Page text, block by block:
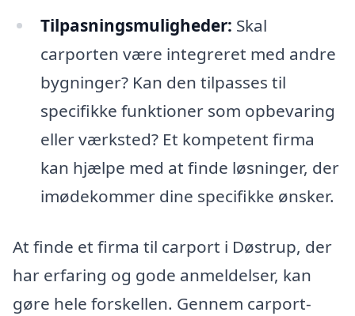
Tilpasningsmuligheder: Skal
carporten være integreret med andre
bygninger? Kan den tilpasses til
specifikke funktioner som opbevaring
eller værksted? Et kompetent firma
kan hjælpe med at finde løsninger, der
imødekommer dine specifikke ønsker.
At finde et firma til carport i Døstrup, der
har erfaring og gode anmeldelser, kan
gøre hele forskellen. Gennem carport-